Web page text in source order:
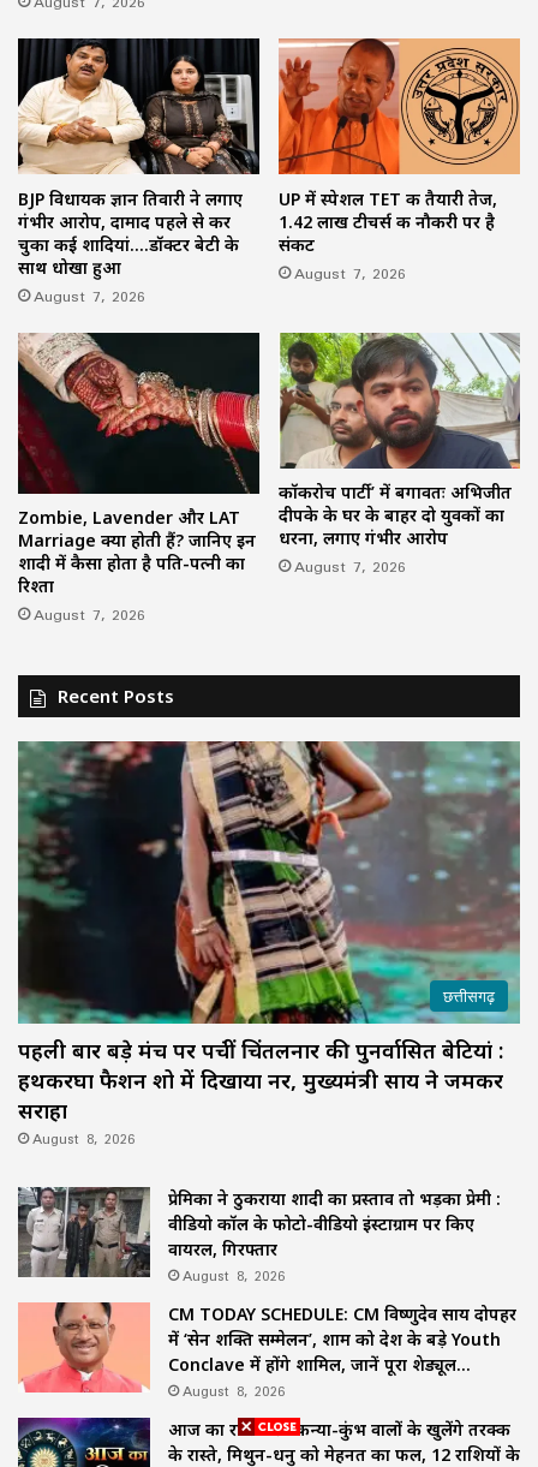
BJP विधायक ज्ञान तिवारी ने लगाए
गंभीर आरोप, दामाद पहले से कर
चुका कई शादियां….डॉक्टर बेटी के
साथ धोखा हुआ
August 7, 2026
UP में स्पेशल TET की तैयारी तेज,
1.42 लाख टीचर्स की नौकरी पर है
संकट
August 7, 2026
Zombie, Lavender और LAT
Marriage क्या होती हैं? जानिए इन
शादी में कैसा होता है पति-पत्नी का
रिश्ता
August 7, 2026
कॉकरोच पार्टी’ में बगावतः अभिजीत
दीपके के घर के बाहर दो युवकों का
धरना, लगाए गंभीर आरोप
August 7, 2026
Recent Posts
छत्तीसगढ़
पहली बार बड़े मंच पर पहुंचीं चिंतलनार की पुनर्वासित बेटियां :
हथकरघा फैशन शो में दिखाया हुनर, मुख्यमंत्री साय ने जमकर
सराहा
August 8, 2026
प्रेमिका ने ठुकराया शादी का प्रस्ताव तो भड़का प्रेमी :
वीडियो कॉल के फोटो-वीडियो इंस्टाग्राम पर किए
वायरल, गिरफ्तार
August 8, 2026
CM TODAY SCHEDULE: CM विष्णुदेव साय दोपहर
में ‘सेन शक्ति सम्मेलन’, शाम को देश के बड़े Youth
Conclave में होंगे शामिल, जानें पूरा शेड्यूल…
August 8, 2026
आज का राशिफल: कन्या-कुंभ वालों के खुलेंगे तरक्की
के रास्ते, मिथुन-धनु को मेहनत का फल, 12 राशियों के